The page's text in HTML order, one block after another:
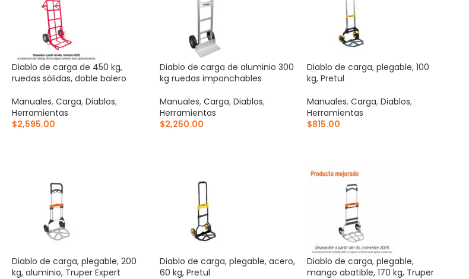
Diablo de carga de 450 kg,
ruedas sólidas, doble balero
Manuales, Carga, Diablos,
Herramientas
$2,595.00
Diablo de carga de aluminio 300
kg ruedas imponchables
Manuales, Carga, Diablos,
Herramientas
$2,250.00
Diablo de carga, plegable, 100
kg, Pretul
Manuales,Carga,Diablos,
Herramientas
$815.00
Diablo de carga, plegable, 200
kg, aluminio, Truper Expert
Diablo de carga, plegable, acero,
60 kg, Pretul
Diablo de carga, plegable,
mango abatible, 170 kg, Truper